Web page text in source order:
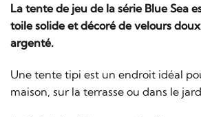
La tente de jeu de la série Blue Sea
toile solide et décoré de velours
argenté.
Une tente tipi est un endroit idéal
maison, sur la terrasse ou dans le